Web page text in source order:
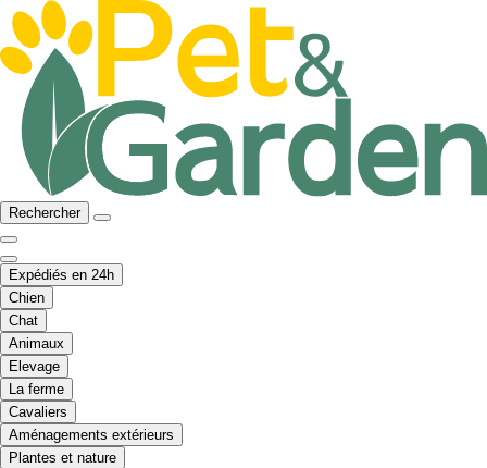
Rechercher
Expédiés en 24h
Chien
Chat
Animaux
Elevage
La ferme
Cavaliers
Aménagements extérieurs
Plantes et nature